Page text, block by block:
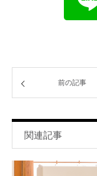
前の記事
関連記事